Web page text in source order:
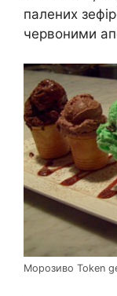
палених
червоними
Морозиво Token